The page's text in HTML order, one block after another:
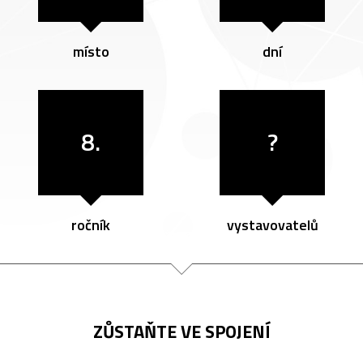
místo dní
8.
ročník
?
vystavovatelů
ZŮSTAŇTE VE SPOJENÍ